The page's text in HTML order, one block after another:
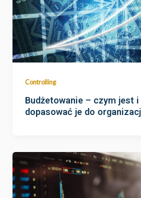
Controlling
Budżetowanie – czym jest i
dopasować je do